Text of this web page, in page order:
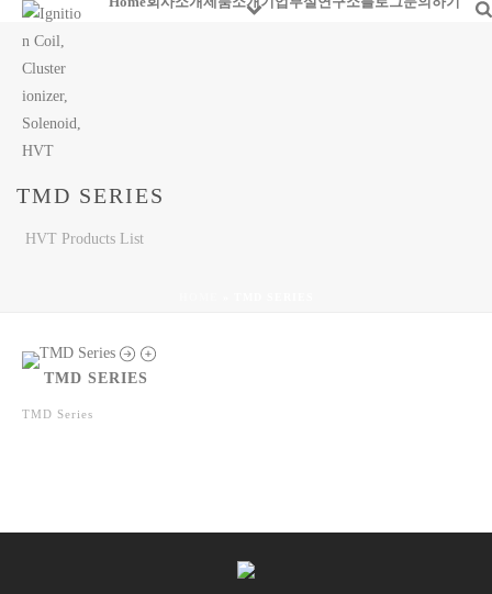
TMD SERIES
HVT Products List
TMD SERIES
TMD Series